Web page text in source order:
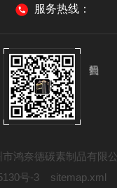
服务热线：
市鸿奈德碳素制品有限
号-3
sitemap.xml